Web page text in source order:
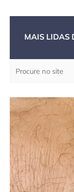
MAIS LIDAS